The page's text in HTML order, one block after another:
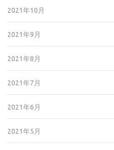
2021年10月
2021年9月
2021年8月
2021年7月
2021年6月
2021年5月